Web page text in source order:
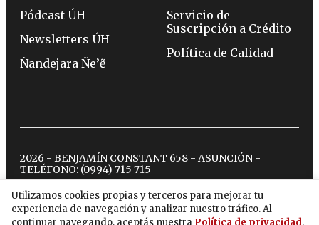
Utilizamos cookies propias y terceros para mejorar tu
experiencia de navegación y analizar nuestro tráfico. Al
continuar navegando, aceptás nuestra Política de privacidad .
Pódcast ÚH
Newsletters ÚH
Ñandejara Ñe’ẽ
Servicio de
Suscripción a Crédito
Política de Calidad
2026 - BENJAMÍN CONSTANT 658 - ASUNCIÓN -
TELÉFONO: (0994) 715 715
twitterinstagram
facebook
tiktokyoutubespotify